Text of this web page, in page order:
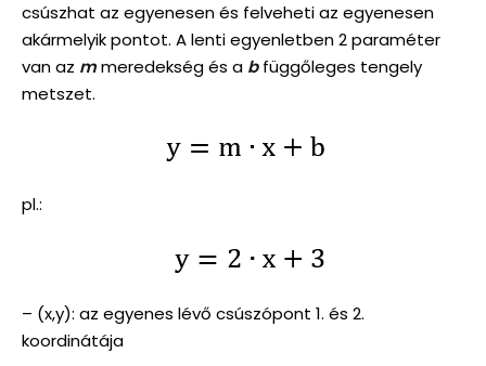
csúszhat az egyenesen és felveheti az egyenesen
akármelyik pontot. A lenti egyenletben 2 paraméter
van az mmeredekség és a bfüggőleges tengely
metszet.
pl.:
– (x,y): az egyenes lévő csúszópont 1. és 2.
koordinátája